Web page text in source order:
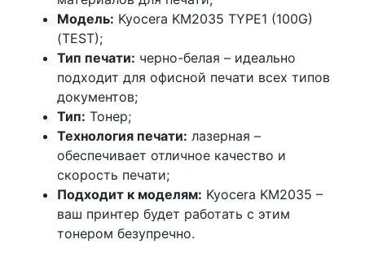
Модель: Kyocera KM2035 TYPE1 (100G)
(TEST);
Тип печати: черно-белая – идеально
подходит для офисной печати всех типов
документов;
Тип: Тонер;
Технология печати: лазерная –
обеспечивает отличное качество и
скорость печати;
Подходит к моделям: Kyocera KM2035 –
ваш принтер будет работать с этим
тонером безупречно.